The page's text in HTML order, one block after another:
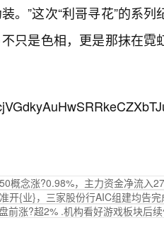
。”这次“利哥寻花”的系
只是色相，更是那抹在
概念涨?0.98%，主力资金净流入
准开{业}，三家股份行AIC组建均告
前涨?超2% .机构看好游戏板块后